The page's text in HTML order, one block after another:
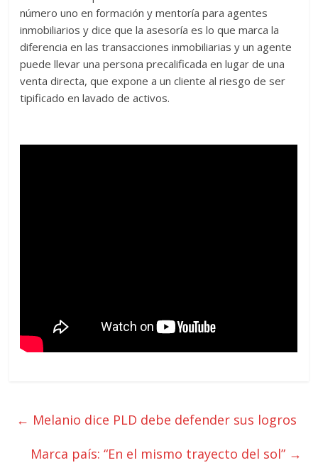
número uno en formación y mentoría para agentes
inmobiliarios y dice que la asesoría es lo que marca la
diferencia en las transacciones inmobiliarias y un agente
puede llevar una persona precalificada en lugar de una
venta directa, que expone a un cliente al riesgo de ser
tipificado en lavado de activos.
← Melanio dice PLD debe defender sus logros
Marca país: “En el mismo trayecto del sol” →